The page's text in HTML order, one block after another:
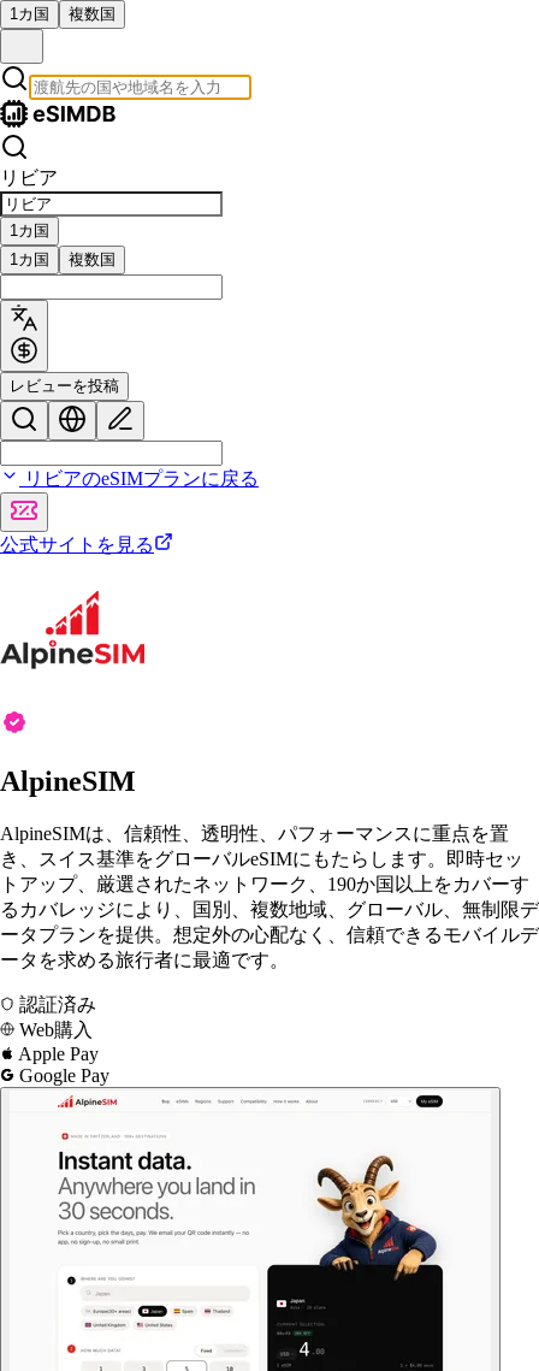
1カ国 複数国
リビア
1カ国
1カ国
複数国
レビューを投稿
リビアのeSIMプランに戻る
公式サイトを見る
AlpineSIM
AlpineSIMは、信頼性、透明性、パフォーマンスに重点を置
き、スイス基準をグローバルeSIMにもたらします。即時セッ
トアップ、厳選されたネットワーク、190か国以上をカバーす
るカバレッジにより、国別、複数地域、グローバル、無制限デ
ータプランを提供。想定外の心配なく、信頼できるモバイルデ
ータを求める旅行者に最適です。
認証済み
Web購入
Apple Pay
Google Pay